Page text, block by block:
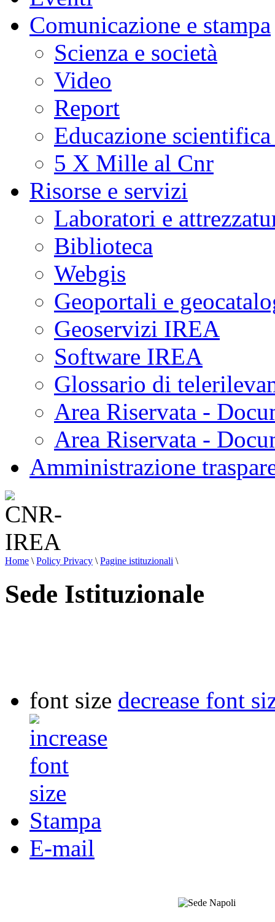
Comunicazione e stampa
Scienza e società
Video
Report
Educazione
5 X Mille al Cnr
Risorse e servizi
Laboratori e
Biblioteca
Webgis
Geoportali e
Geoservizi IREA
Software IREA
Glossario di
Area Riservata -
Area Riservata -
Amministrazione
Home \ Policy Privacy \ Pagine istituzionali \
Sede Istituzionale
font size decrease font
Stampa
E-mail